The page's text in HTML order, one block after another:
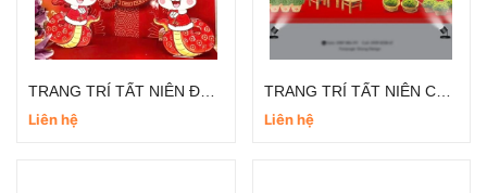
Liên hệ
TRANG TRÍ TẤT NIÊN CUỐI NĂM
Liên hệ